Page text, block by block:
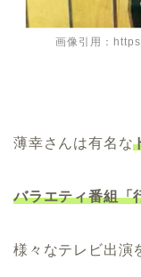
画像引用：
薄幸さんは有名な
バラエティ番組「
様々なテレビ出演